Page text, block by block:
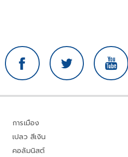
การเมือง
เปลว สีเงิน
คอลัมนิสต์